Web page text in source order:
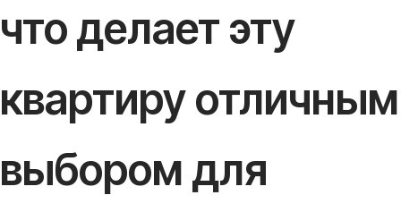
что делает эту
квартиру отличным
выбором для